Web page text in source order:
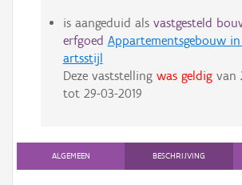
is aangeduid als vastgesteld
erfgoed Appartementsgebouw
artsstijl
Deze vaststelling was geldigvan
tot 29-03-2019
ALGEMEEN BESCHRIJVING